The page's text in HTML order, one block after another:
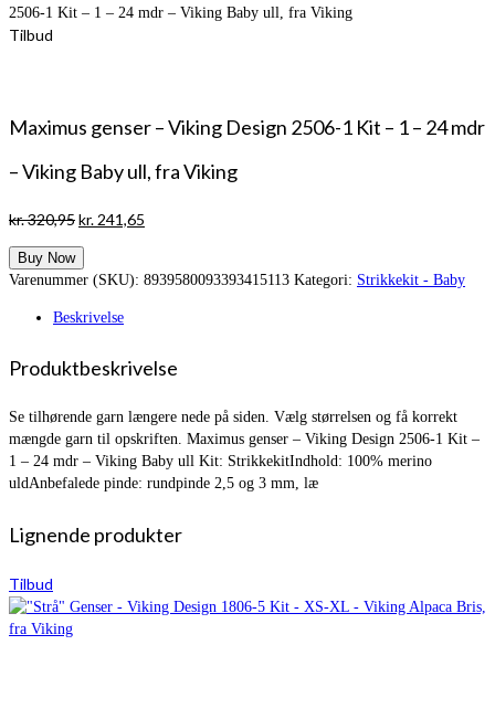
2506-1 Kit – 1 – 24 mdr – Viking Baby ull, fra Viking
Tilbud
Maximus genser – Viking Design 2506-1 Kit – 1 – 24 mdr
– Viking Baby ull, fra Viking
kr.320,95Den
pris
var:
kr. 241,65
er:
Buy Now
Varenummer (SKU): 8939580093393415113 Kategori: Strikkekit - Baby
Beskrivelse
Produktbeskrivelse
Se tilhørende garn længere nede på siden. Vælg størrelsen og få korrekt
mængde garn til opskriften. Maximus genser – Viking Design 2506-1 Kit –
1 – 24 mdr – Viking Baby ull Kit: StrikkekitIndhold: 100% merino
uldAnbefalede pinde: rundpinde 2,5 og 3 mm, læ
Lignende produkter
Tilbud